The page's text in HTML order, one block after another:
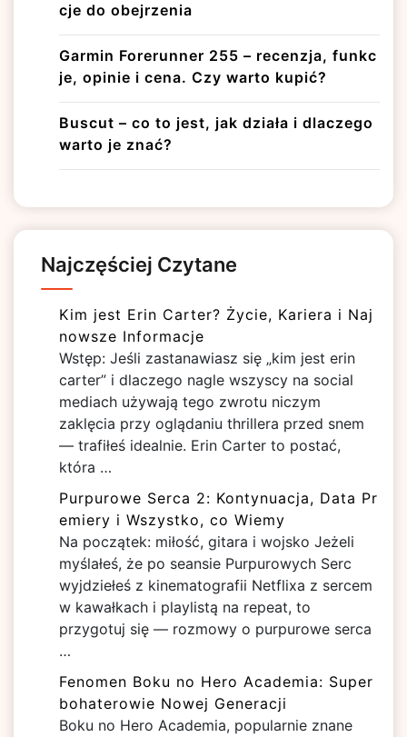
cje do obejrzenia
Garmin Forerunner 255 – recenzja, funkc
je, opinie i cena. Czy warto kupić?
Buscut – co to jest, jak działa i dlaczego
warto je znać?
Najczęściej Czytane
Kim jest Erin Carter? Życie, Kariera i Naj
nowsze Informacje
Wstęp: Jeśli zastanawiasz się „kim jest erin
carter” i dlaczego nagle wszyscy na social
mediach używają tego zwrotu niczym
zaklęcia przy oglądaniu thrillera przed snem
— trafiłeś idealnie. Erin Carter to postać,
która …
Purpurowe Serca 2: Kontynuacja, Data Pr
emiery i Wszystko, co Wiemy
Na początek: miłość, gitara i wojsko Jeżeli
myślałeś, że po seansie Purpurowych Serc
wyjdziełeś z kinematografii Netflixa z sercem
w kawałkach i playlistą na repeat, to
przygotuj się — rozmowy o purpurowe serca
…
Fenomen Boku no Hero Academia: Super
bohaterowie Nowej Generacji
Boku no Hero Academia, popularnie znane